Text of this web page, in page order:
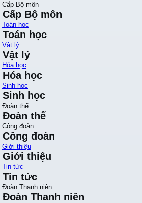
Cấp Bộ môn
Cấp Bộ môn
Toán học
Toán học
Vật lý
Vật lý
Hóa học
Hóa học
Sinh học
Sinh học
Đoàn thể
Đoàn thể
Công đoàn
Công đoàn
Giới thiệu
Giới thiệu
Tin tức
Tin tức
Đoàn Thanh niên
Đoàn Thanh niên